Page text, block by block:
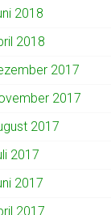
2018
2018
2017
2017
2017
2017
2017
2017